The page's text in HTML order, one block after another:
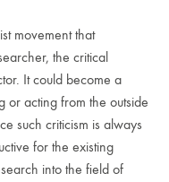
movement that
the critical
It could become a
or acting from the outside
such criticism is always
for the existing
into the field of